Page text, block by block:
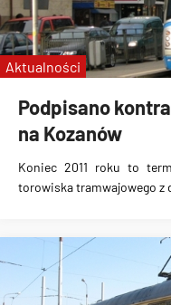
Podpisano
na Kozanów
Koniec 2011 roku to
torowiska tramwajowego z
Aktualności